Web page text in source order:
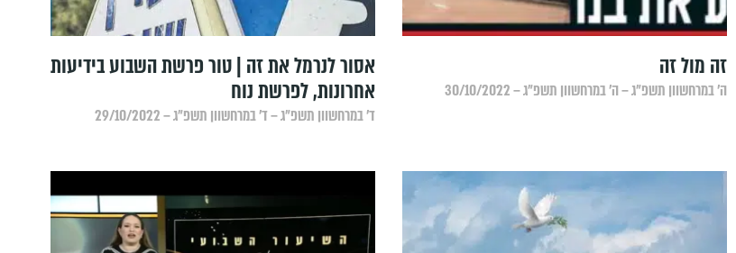
‏זה מול זה
ה׳ במרחשוון תשפ״ג – ה׳ במרחשוון תשפ״ג – 30/10/2022
אסור לנרמל את זה | טור פרשת השבוע בידיעות
אחרונות, לפרשת נוח
ד׳ במרחשוון תשפ״ג – ד׳ במרחשוון תשפ״ג – 29/10/2022